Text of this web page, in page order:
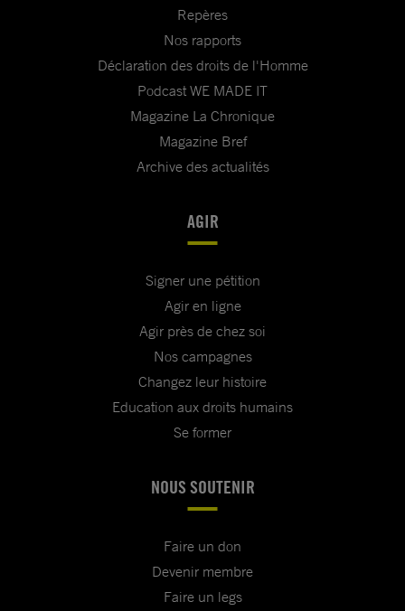
Repères
Nos rapports
Déclaration des droits de l'Homme
Podcast WE MADE IT
Magazine La Chronique
Magazine Bref
Archive des actualités
AGIR
Signer une pétition
Agir en ligne
Agir près de chez soi
Nos campagnes
Changez leur histoire
Education aux droits humains
Se former
NOUS SOUTENIR
Faire un don
Devenir membre
Faire un legs